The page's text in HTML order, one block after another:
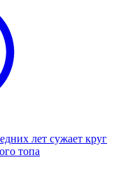
лет сужает круг
топа